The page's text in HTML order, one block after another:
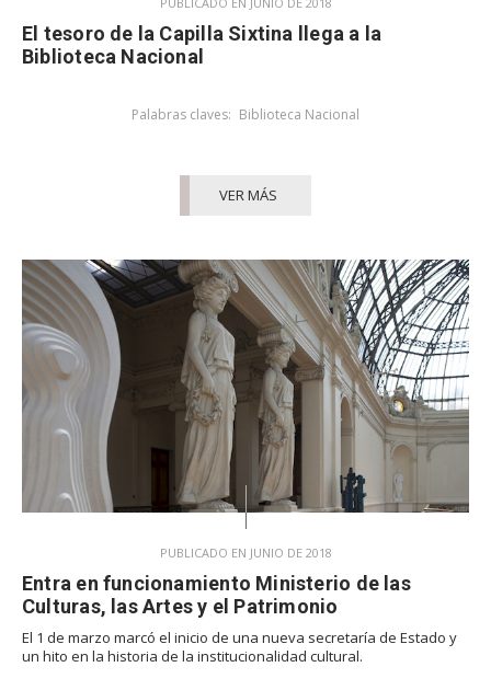
El tesoro de la Capilla Sixtina llega a la
Biblioteca Nacional
Palabras claves: Biblioteca Nacional
VER MÁS
PUBLICADO EN JUNIO DE 2018
Entra en funcionamiento Ministerio de las
Culturas, las Artes y el Patrimonio
El 1 de marzo marcó el inicio de una nueva secretaría de Estado y
un hito en la historia de la institucionalidad cultural.